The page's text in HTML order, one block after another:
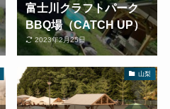
富士川クラフトパーク
BBQ場（CATCH UP）
2023年2月25日
山梨